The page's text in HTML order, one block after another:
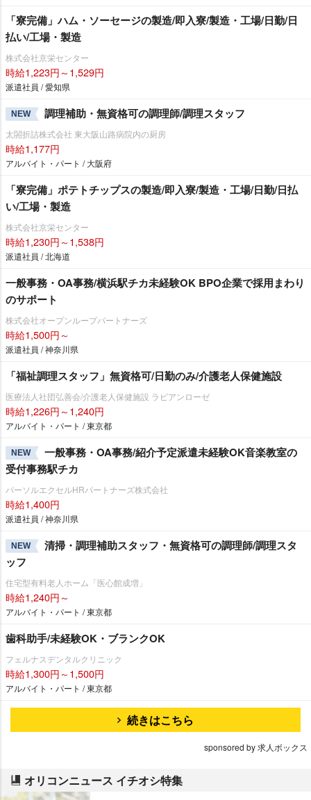
「寮完備」ハム・ソーセージの製造/即入寮/製造・工場/日勤/日
払い/工場・製造
株式会社京栄センター
時給1,223円～1,529円
派遣社員 / 愛知県
NEW 調理補助・無資格可の調理師/調理スタッフ
太閤折詰株式会社 東大阪山路病院内の厨房
時給1,177円
アルバイト・パート / 大阪府
「寮完備」ポテトチップスの製造/即入寮/製造・工場/日勤/日払
い/工場・製造
株式会社京栄センター
時給1,230円～1,538円
派遣社員 / 北海道
一般事務・OA事務/横浜駅チカ未経験OK BPO企業で採用まわり
のサポート
株式会社オープンループパートナーズ
時給1,500円～
派遣社員 / 神奈川県
「福祉調理スタッフ」無資格可/日勤のみ/介護老人保健施設
医療法人社団弘善会/介護老人保健施設 ラビアンローゼ
時給1,226円～1,240円
アルバイト・パート / 東京都
NEW
一般事務・OA事務/紹介予定派遣未経験OK音楽教室の
受付事務駅チカ
パーソルエクセルHRパートナーズ株式会社
時給1,400円
派遣社員 / 神奈川県
NEW
清掃・調理補助スタッフ・無資格可の調理師/調理スタ
ッフ
住宅型有料老人ホーム「医心館成増」
時給1,240円～
アルバイト・パート / 東京都
歯科助手/未経験OK・ブランクOK
フェルナスデンタルクリニック
時給1,300円～1,500円
アルバイト・パート / 東京都
続きはこちら
sponsored by 求人ボックス
オリコンニュース イチオシ特集